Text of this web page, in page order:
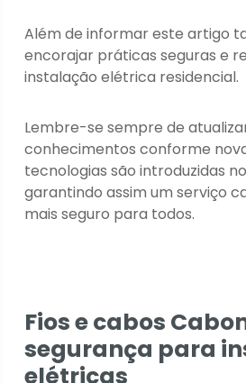
Além de informar este artigo
encorajar práticas seguras e
instalação elétrica residencial.
Lembre-se sempre de
conhecimentos conforme
tecnologias são introduzidas
garantindo assim um serviço
mais seguro para todos.
Fios e cabos
segurança para
elétricas